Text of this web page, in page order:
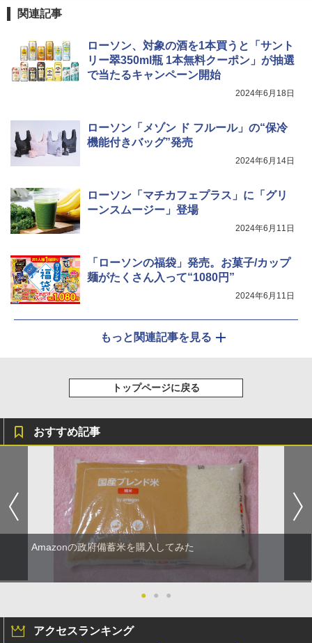
容量 4リットル
￥4,329
ップ麺 78g×20個
￥3,213
お手入れ 小型 新生活 一人暮らし 二人暮
らし ファミリー
￥34,546
シャープ ウォーターオーブン ヘルシオ
AX-XJ1-B ブラック 30L 2段調理 コンベ
関連記事
ローソン、対象の酒を1本買うと「サント
リー翠350ml瓶 1本無料クーポン」が抽選
で当たるキャンペーン開始
2024年6月18日
ローソン「メゾン ド フルール」の“保冷
機能付きバッグ”発売
2024年6月14日
ローソン「マチカフェプラス」に「グリ
ーンスムージー」登場
2024年6月11日
「ローソンの福袋」発売。お菓子/カップ
麺がたくさん入って“1080円”
2024年6月11日
もっと関連記事を見る
トップページに戻る
おすすめ記事
Amazonの政府備蓄米を購入してみた
● ● ●
アクセスランキング